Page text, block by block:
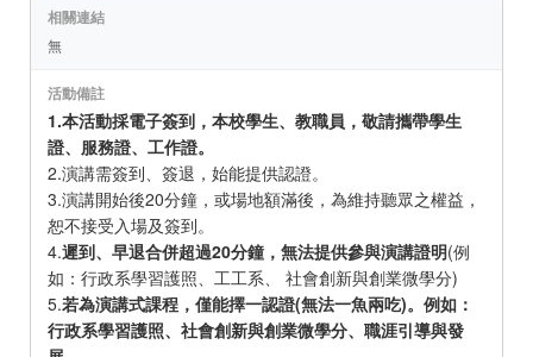
相關連結
無
活動備註
1.本活動採電子簽到，本校學生、教職員，敬請攜帶學生
證、服務證、工作證。
2.演講需簽到、簽退，始能提供認證。
3.演講開始後20分鐘，或場地額滿後，為維持聽眾之權益，
恕不接受入場及簽到。
4.遲到、早退合併超過20分鐘，無法提供參與演講證明(例
如：行政系學習護照、工工系、 社會創新與創業微學分)
5.若為演講式課程，僅能擇一認證(無法一魚兩吃)。例如：
行政系學習護照、社會創新與創業微學分、職涯引導與發